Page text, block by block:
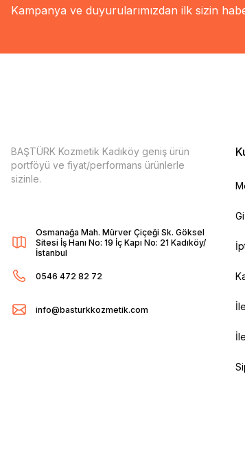
Kampanya ve duyurularımızdan ilk sizin
BAŞTÜRK Kozmetik Kadıköy geniş ürün
portföyü ve fiyat/performans ürünlerle
sizinle.
Osmanağa Mah. Mürver Çiçeği Sk. Göksel
Sitesi İş Hanı No: 19 İç Kapı No: 21 Kadıköy/
İstanbul
0546 472 82 72
info@basturkkozmetik.com